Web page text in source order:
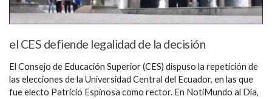
el CES defiende legalidad de la decisión
El Consejo de Educación Superior (CES) dispuso la repetición de
las elecciones de la Universidad Central del Ecuador, en las que
fue electo Patricio Espinosa como rector. En NotiMundo al Día,